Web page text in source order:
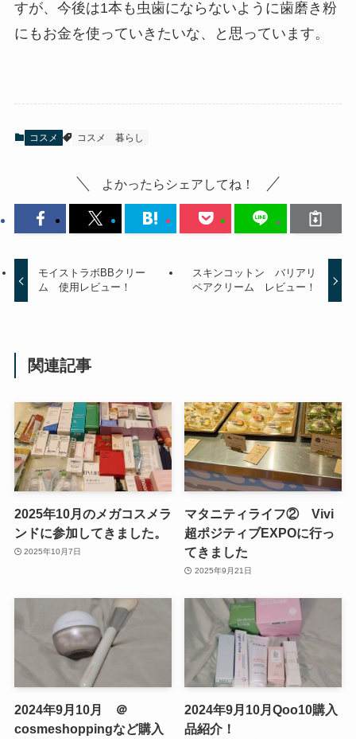
すが、今後は1本も虫歯にならないように歯磨き粉
にもお金を使っていきたいな、と思っています。
コスメ コスメ 暮らし
よかったらシェアしてね！
モイストラボBBクリー
ム 使用レビュー！
スキンコットン バリアリ
ペアクリーム レビュー！
関連記事
2025年10月のメガコスメラ
ンドに参加してきました。
2025年10月7日
マタニティライフ② Vivi
超ポジティブEXPOに行っ
てきました
2025年9月21日
2024年9月10月 ＠
cosmeshoppingなど購入
2024年9月10月Qoo10購入
品紹介！